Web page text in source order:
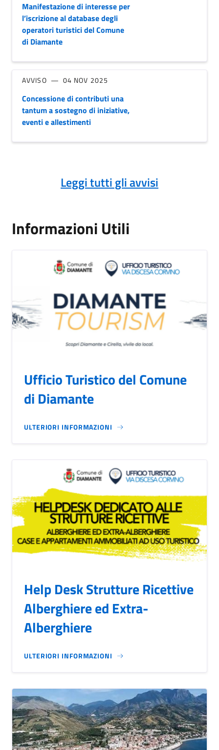
Manifestazione di interesse per
l’iscrizione al database degli
operatori turistici del Comune
di Diamante
AVVISO 04 NOV 2025
Concessione di contributi una
tantum a sostegno di iniziative,
eventi e allestimenti
Leggi tutti gli avvisi
Informazioni Utili
Ufficio Turistico del Comune
di Diamante
ULTERIORI INFORMAZIONI
Help Desk Strutture Ricettive
Alberghiere ed Extra-
Alberghiere
ULTERIORI INFORMAZIONI